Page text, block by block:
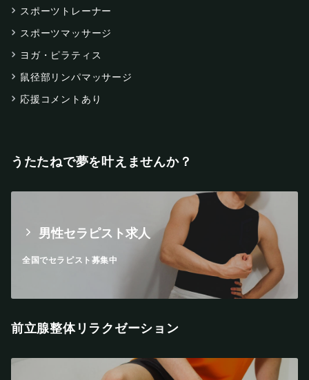
スポーツトレーナー
スポーツマッサージ
ヨガ・ピラティス
鼠径部リンパマッサージ
応援コメントあり
うたたねで夢を叶えませんか？
男性セラピスト求人
全国でセラピスト募集中
前立腺整体リラクゼーション